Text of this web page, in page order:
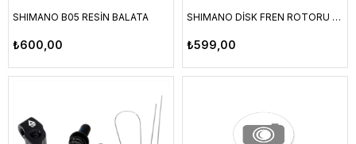
SHIMANO B05 RESİN BALATA
₺600,00
SHIMANO DİSK FREN ROTORU SM-RT26 6 CİVATA
₺599,00